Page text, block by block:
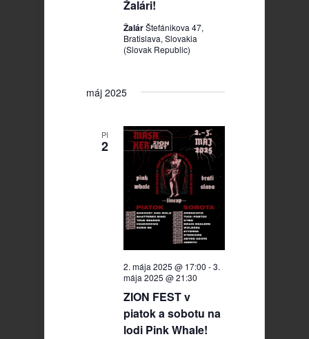
Žalári!
ŽalárŠtefánikova 47,
Bratislava, Slovakia
(Slovak Republic)
máj 2025
PI
2
ZION FEST v
piatok a sobotu na
lodi Pink Whale!
2. mája 2025 @ 17:00 -3.
mája 2025 @ 21:30